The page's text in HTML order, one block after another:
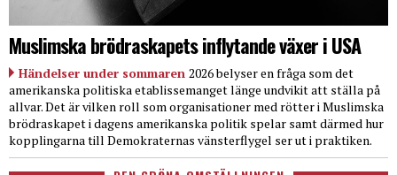
Muslimska brödraskapets inflytande växer i USA
Händelser under sommaren 2026 belyser en fråga som det
amerikanska politiska etablissemanget länge undvikit att ställa på
allvar. Det är vilken roll som organisationer med rötter i Muslimska
brödraskapet i dagens amerikanska politik spelar samt därmed hur
kopplingarna till Demokraternas vänsterflygel ser ut i praktiken.